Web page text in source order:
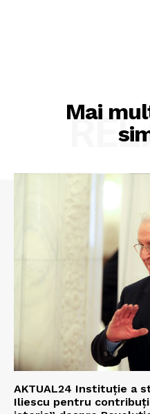
Mai
AKTUAL24 Instituție a
Iliescu pentru